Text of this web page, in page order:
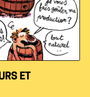
ET